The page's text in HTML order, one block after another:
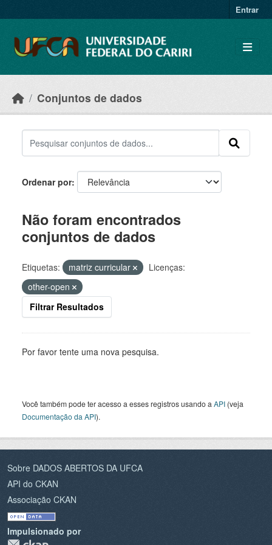
Entrar
Conjuntos de dados
Ordenar por
Não foram encontrados
conjuntos de dados
Etiquetas: matriz curricular
Licenças:
other-open
Filtrar Resultados
Por favor tente uma nova pesquisa.
Você também pode ter acesso a esses registros usando a API (veja
Documentação da API).
Sobre DADOS ABERTOS DA UFCA
API do CKAN
Associação CKAN
Impulsionado por